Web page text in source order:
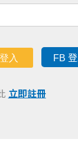
入 FB
立即註冊